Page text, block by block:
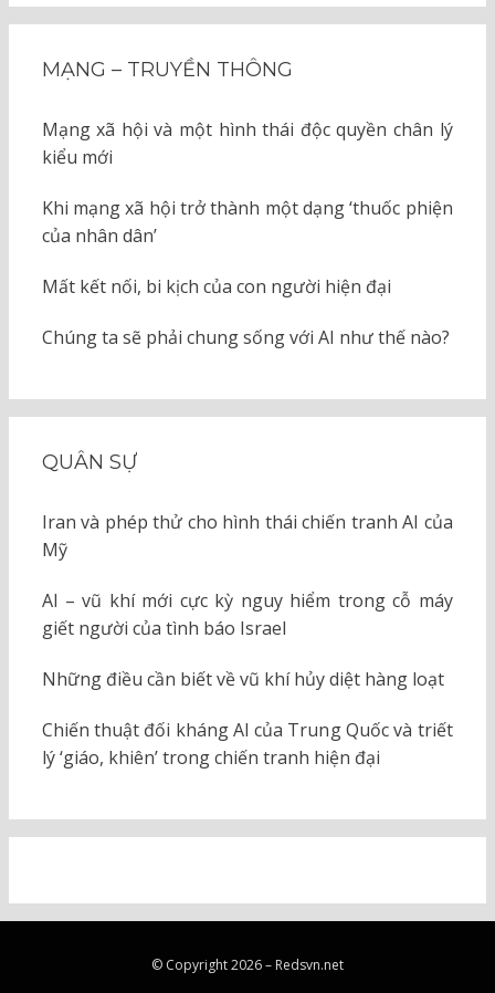
MẠNG – TRUYỀN THÔNG
Mạng xã hội và một hình thái độc quyền chân lý
kiểu mới
Khi mạng xã hội trở thành một dạng ‘thuốc phiện
của nhân dân’
Mất kết nối, bi kịch của con người hiện đại
Chúng ta sẽ phải chung sống với AI như thế nào?
QUÂN SỰ
Iran và phép thử cho hình thái chiến tranh AI của
Mỹ
AI – vũ khí mới cực kỳ nguy hiểm trong cỗ máy
giết người của tình báo Israel
Những điều cần biết về vũ khí hủy diệt hàng loạt
Chiến thuật đối kháng AI của Trung Quốc và triết
lý ‘giáo, khiên’ trong chiến tranh hiện đại
© Copyright 2026 – Redsvn.net